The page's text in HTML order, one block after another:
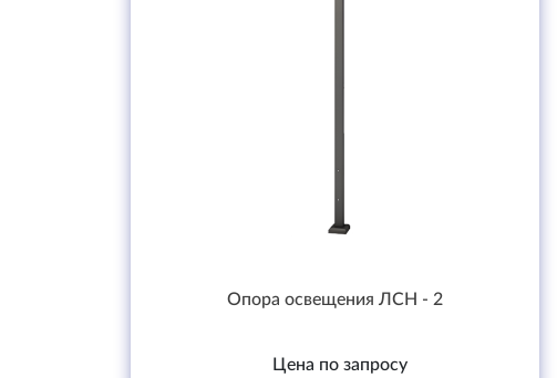
Опора освещения ЛСН - 2
Цена по запросу